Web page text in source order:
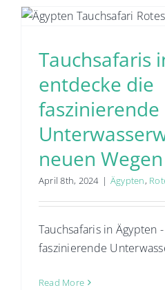
Tauchsafaris
entdecke die
faszinierende
neuen Wegen
April 8th, 2024 | Ägypten,
Tauchsafaris in Ägypten
faszinierende
Read More